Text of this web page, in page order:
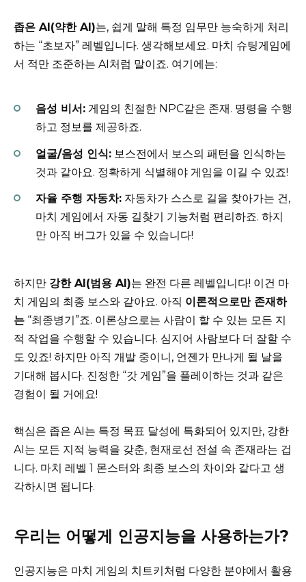
좁은 AI(약한 AI)는, 쉽게 말해 특정 임무만 능숙하게 처리
하는 “초보자” 레벨입니다. 생각해보세요. 마치 슈팅게임에
서 적만 조준하는 AI처럼 말이죠. 여기에는:
음성 비서: 게임의 친절한 NPC같은 존재. 명령을 수행
하고 정보를 제공하죠.
얼굴/음성 인식: 보스전에서 보스의 패턴을 인식하는
것과 같아요. 정확하게 식별해야 게임을 이길 수 있죠!
자율 주행 자동차: 자동차가 스스로 길을 찾아가는 건,
마치 게임에서 자동 길찾기 기능처럼 편리하죠. 하지
만 아직 버그가 있을 수 있습니다!
하지만 강한 AI(범용 AI)는 완전 다른 레벨입니다! 이건 마
치 게임의 최종 보스와 같아요. 아직 이론적으로만 존재하
는 “최종병기”죠. 이론상으로는 사람이 할 수 있는 모든 지
적 작업을 수행할 수 있습니다. 심지어 사람보다 더 잘할 수
도 있죠! 하지만 아직 개발 중이니, 언젠가 만나게 될 날을
기대해 봅시다. 진정한 “갓 게임”을 플레이하는 것과 같은
경험이 될 거에요!
핵심은 좁은 AI는 특정 목표 달성에 특화되어 있지만, 강한
AI는 모든 지적 능력을 갖춘, 현재로선 전설 속 존재라는 겁
니다. 마치 레벨 1 몬스터와 최종 보스의 차이와 같다고 생
각하시면 됩니다.
우리는 어떻게 인공지능을 사용하는가?
인공지능은 마치 게임의 치트키처럼 다양한 분야에서 활용